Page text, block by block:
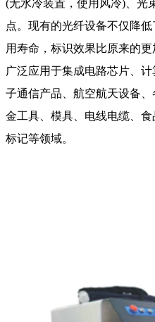
(无水冷装置，使用风冷)、光
点。现有的光纤设备不仅降
用寿命，标识效果比原来的
广泛应用于集成电路芯片、
子通信产品、航空航天设备
金工具、模具、电线电缆、
标记等领域。